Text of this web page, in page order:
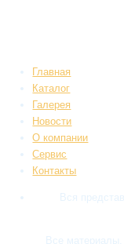
Главная
Каталог
Галерея
Новости
О компании
Сервис
Контакты
Вся
Все